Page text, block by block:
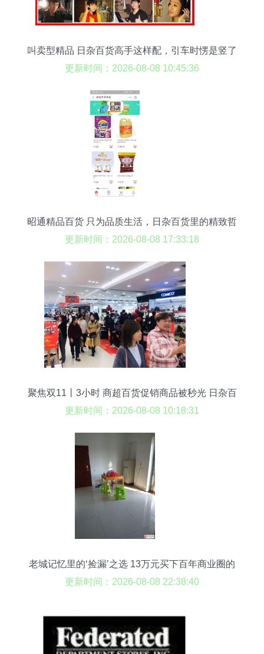
叫卖型精品 日杂百货高手这样配，引车时愣是竖了
27单！
更新时间：2026-08-08 10:45:36
昭通精品百货 只为品质生活，日杂百货里的精致哲
学
更新时间：2026-08-08 17:33:18
聚焦双11丨3小时 商超百货促销商品被秒光 日杂百
货成热点
更新时间：2026-08-08 10:18:31
老城记忆里的‘捡漏’之选 13万元买下百年商业圈的
灵魂居所
更新时间：2026-08-08 22:38:40